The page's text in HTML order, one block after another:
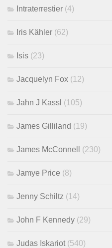
Intraterrestier (4)
Iris Kähler (62)
Isis (23)
Jacquelyn Fox (12)
Jahn J Kassl (105)
James Gilliland (19)
James McConnell (230)
Jamye Price (8)
Jenny Schiltz (14)
John F Kennedy (29)
Judas Iskariot (540)